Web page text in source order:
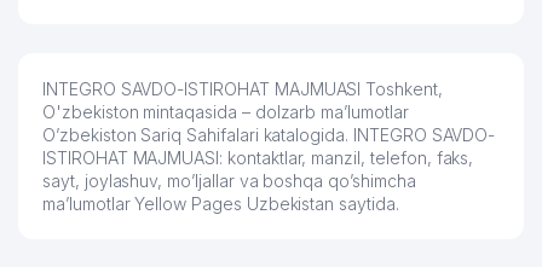
INTEGRO SAVDO-ISTIROHAT MAJMUASI Toshkent,
O'zbekiston mintaqasida – dolzarb ma’lumotlar
O’zbekiston Sariq Sahifalari katalogida. INTEGRO SAVDO-
ISTIROHAT MAJMUASI: kontaktlar, manzil, telefon, faks,
sayt, joylashuv, mo’ljallar va boshqa qo’shimcha
ma’lumotlar Yellow Pages Uzbekistan saytida.